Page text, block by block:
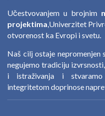
Učestvovanjem u brojnim
projektima ,Univerzitet
otvorenost ka Evropi i svetu.
Naš cilj ostaje nepromenjen
negujemo tradiciju
i istraživanja i
integritetom doprinose